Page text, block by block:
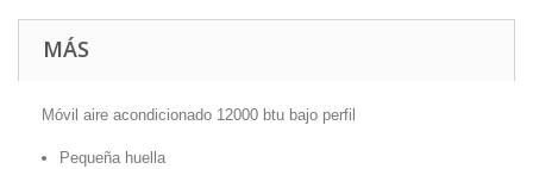
MÁS
Móvil aire acondicionado 12000 btu bajo perfil
Pequeña huella